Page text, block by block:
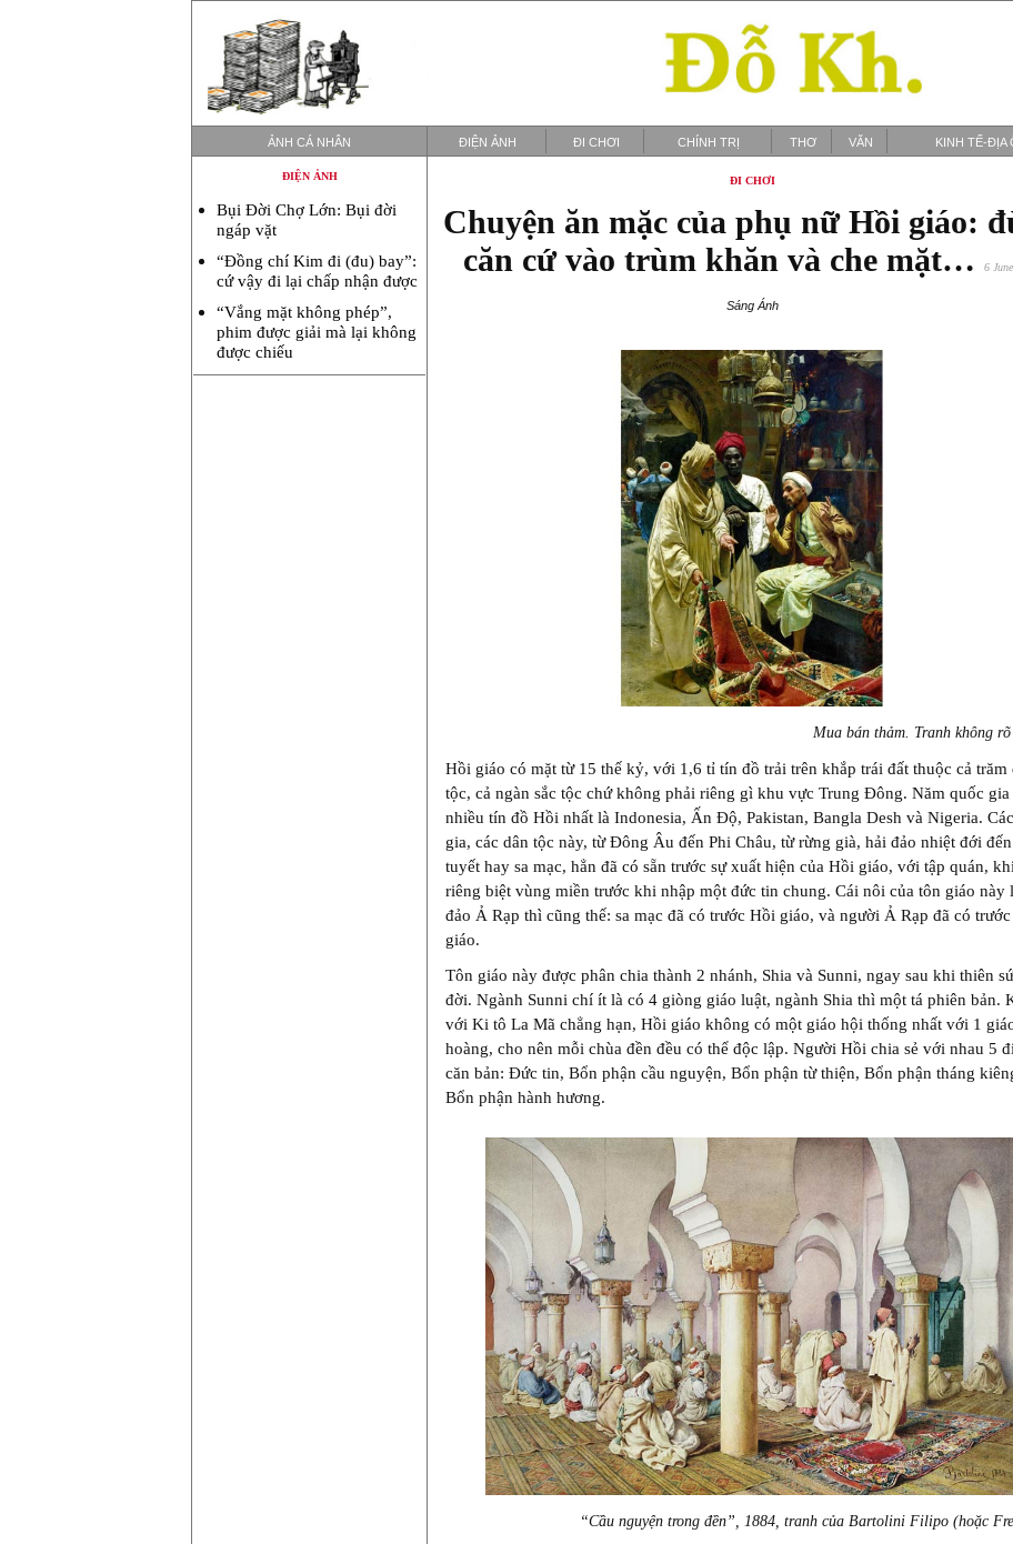
ẢNH CÁ NHÂN ĐIỆN ẢNH ĐI CHƠI CHÍNH TRỊ THƠ VĂN KINH TẾ-ĐỊA
ĐIỆN ẢNH
Bụi Đời Chợ Lớn: Bụi đời
ngáp vặt
“Đồng chí Kim đi (đu) bay”:
cứ vậy đi lại chấp nhận được
“Vắng mặt không phép”,
phim được giải mà lại không
được chiếu
ĐI CHƠI
Chuyện ăn mặc của phụ nữ Hồi giáo:
căn cứ vào trùm khăn và che mặt…
6
Sáng Ánh
Mua bán thảm. Tranh không
Hồi giáo có mặt từ 15 thế kỷ, với 1,6 tỉ tín đồ trải trên khắp trái đất thuộc cả trăm
tộc, cả ngàn sắc tộc chứ không phải riêng gì khu vực Trung Đông. Năm quốc gia
nhiều tín đồ Hồi nhất là Indonesia, Ấn Độ, Pakistan, Bangla Desh và Nigeria.
gia, các dân tộc này, từ Đông Âu đến Phi Châu, từ rừng già, hải đảo nhiệt đới
tuyết hay sa mạc, hẳn đã có sẵn trước sự xuất hiện của Hồi giáo, với tập quán,
riêng biệt vùng miền trước khi nhập một đức tin chung. Cái nôi của tôn giáo này
đảo Ả Rạp thì cũng thế: sa mạc đã có trước Hồi giáo, và người Ả Rạp đã có
giáo.
Tôn giáo này được phân chia thành 2 nhánh, Shia và Sunni, ngay sau khi thiên
đời. Ngành Sunni chí ít là có 4 giòng giáo luật, ngành Shia thì một tá phiên bản.
với Ki tô La Mã chẳng hạn, Hồi giáo không có một giáo hội thống nhất với 1
hoàng, cho nên mỗi chùa đền đều có thể độc lập. Người Hồi chia sẻ với nhau 5
căn bản: Đức tin, Bổn phận cầu nguyện, Bổn phận từ thiện, Bổn phận tháng
Bổn phận hành hương.
“Cầu nguyện trong đền”, 1884, tranh của Bartolini Filipo (hoặc